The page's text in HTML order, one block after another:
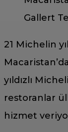
Gallert
21 Michelin
yıldızlı
restoranlar
hizmet